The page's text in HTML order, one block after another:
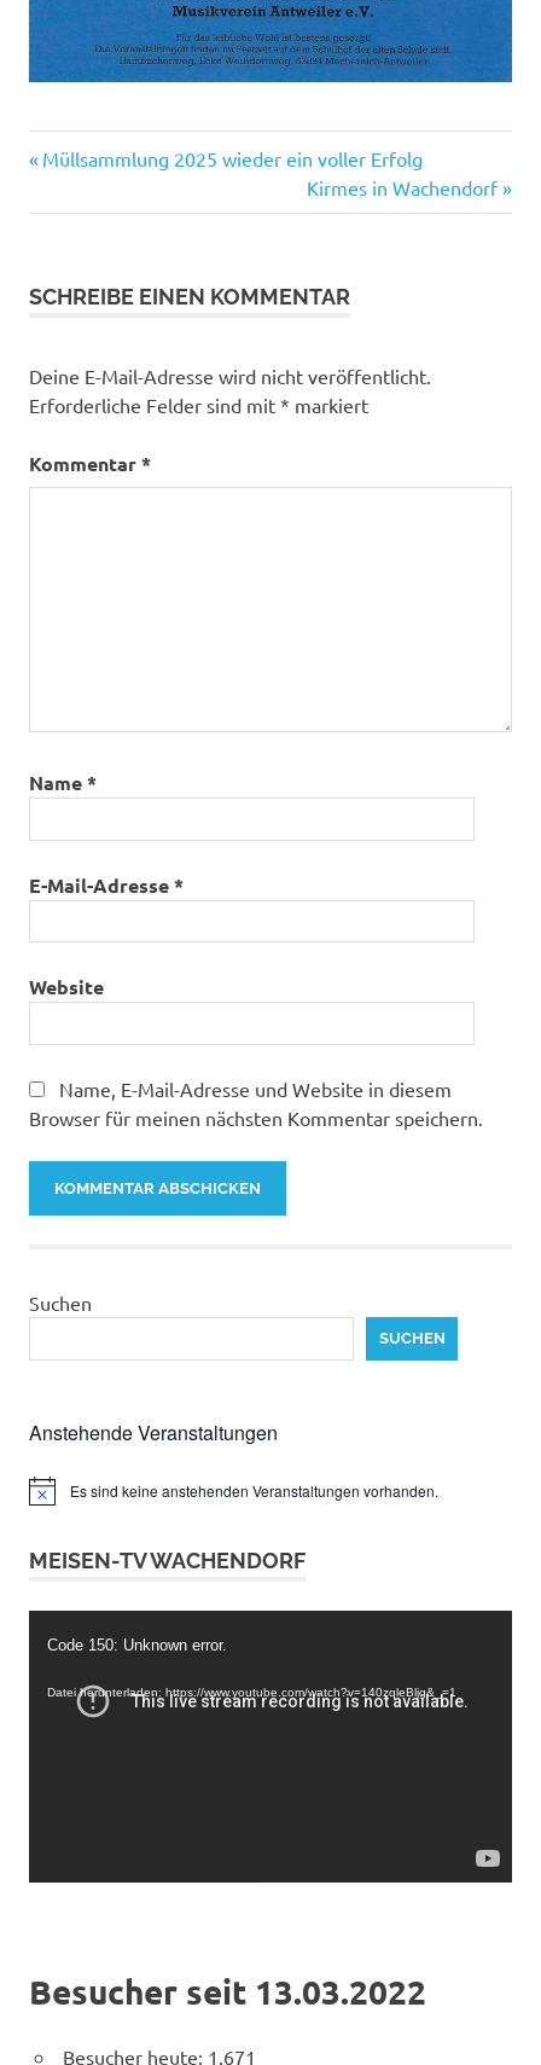
Beitragsnavigation
Vorheriger
Müllsammlung 2025 wieder ein voller Erfolg
Nächster
Beitrag:
Kirmes in Wachendorf
SCHREIBE EINEN KOMMENTAR
Deine E-Mail-Adresse wird nicht veröffentlicht.
Erforderliche Felder sind mit * markiert
Kommentar*
Name*
E-Mail-Adresse*
Website
Name, E-Mail-Adresse und Website in diesem
Browser für meinen nächsten Kommentar speichern.
Suchen
SUCHEN
Anstehende Veranstaltungen
HinweisEs sind keine anstehenden Veranstaltungen vorhanden.
MEISEN-TV WACHENDORF
Player
Code 150: Unknown error.
Datei herunterladen: https://www.youtube.com/watch?v=140zqleBljg&_=1
Besucher seit 13.03.2022
Besucher heute: 1.671